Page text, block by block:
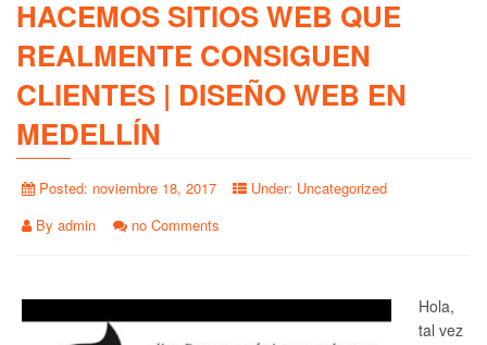
HACEMOS SITIOS WEB QUE
REALMENTE CONSIGUEN
CLIENTES | DISEÑO WEB EN
MEDELLÍN
Posted: noviembre 18, 2017 Under: Uncategorized
By admin no Comments
Hola,
tal vez